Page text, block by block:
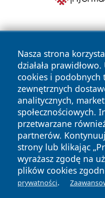
Nasza strona
działała
cookies i
zewnętrznych
analitycznych,
społecznościowych.
przetwarzane
partnerów.
strony lub klikając
wyrażasz zgodę na
plików cookies
prywatności.
Copyright © 2026
zastrzeżone.
News Autorzy